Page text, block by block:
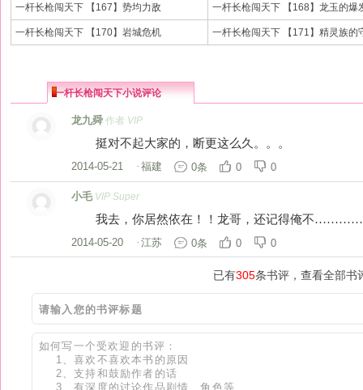
一杆长枪闯天下 【167】势均力敌 一杆长枪闯天下 【168】龙玉的爆
一杆长枪闯天下 【170】岩城危机 一杆长枪闯天下 【171】精灵族的
一杆长枪闯天下小说评论
龙九舜 作者 VIP
挺对不起大家的，断更这么久。。。
2014-05-21 · 福建 0条 0 0
小毛 VIP Super
我去，你居然依在！！龙哥，还记得俺不…………
2014-05-20 · 江苏 0条 0 0
已有305条书评，查看全部书